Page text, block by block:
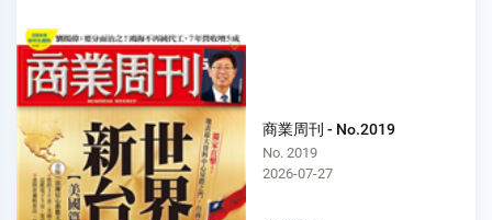
商業周刊 - No.2019
No. 2019
2026-07-27